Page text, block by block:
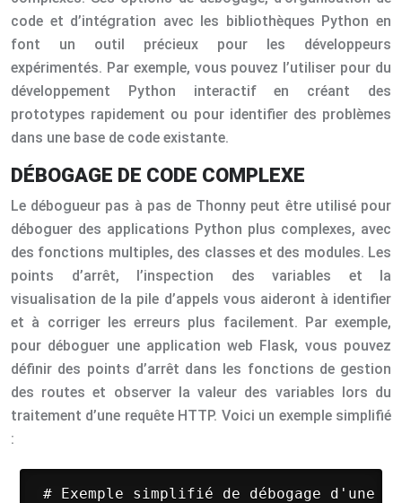
code et d’intégration avec les bibliothèques Python en
font un outil précieux pour les développeurs
expérimentés. Par exemple, vous pouvez l’utiliser pour du
développement Python interactif en créant des
prototypes rapidement ou pour identifier des problèmes
dans une base de code existante.
DÉBOGAGE DE CODE COMPLEXE
Le débogueur pas à pas de Thonny peut être utilisé pour
déboguer des applications Python plus complexes, avec
des fonctions multiples, des classes et des modules. Les
points d’arrêt, l’inspection des variables et la
visualisation de la pile d’appels vous aideront à identifier
et à corriger les erreurs plus facilement. Par exemple,
pour déboguer une application web Flask, vous pouvez
définir des points d’arrêt dans les fonctions de gestion
des routes et observer la valeur des variables lors du
traitement d’une requête HTTP. Voici un exemple simplifié
:
# Exemple simplifié de débogage